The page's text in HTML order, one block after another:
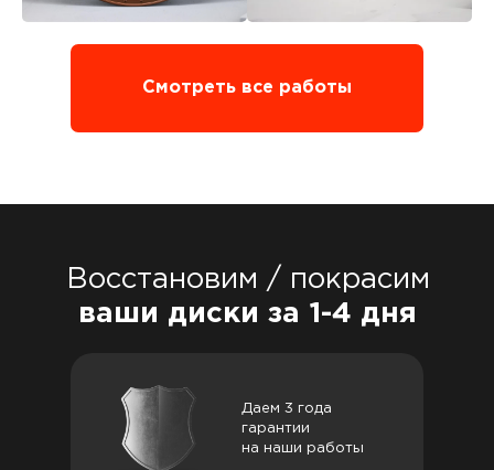
Смотреть все работы
Даем 3 года
гарантии
на наши работы
Восстановим / покрасим
ваши диски за 1-4 дня